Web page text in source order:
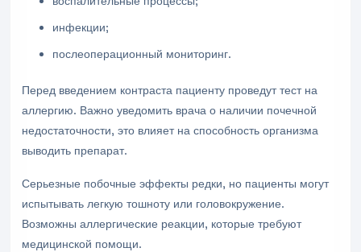
инфекции;
послеоперационный мониторинг.
Перед введением контраста пациенту проведут тест на
аллергию. Важно уведомить врача о наличии почечной
недостаточности, это влияет на способность организма
выводить препарат.
Серьезные побочные эффекты редки, но пациенты могут
испытывать легкую тошноту или головокружение.
Возможны аллергические реакции, которые требуют
медицинской помощи.